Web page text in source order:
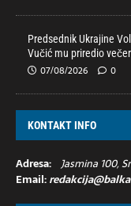
Predsednik Ukrajine
Vučić mu priredio
07/08/2026 0
KONTAKT INFO
Adresa: Jasmina 100,
Email: